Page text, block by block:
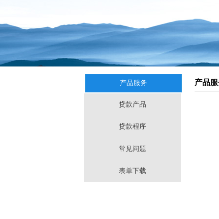
产品
贷款产品
贷款程序
常见问题
表单下载
产品服务